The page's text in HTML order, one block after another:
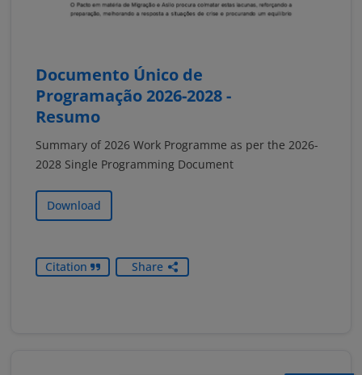
Documento Único de
Programação 2026-2028 -
Resumo
Summary of 2026 Work Programme as per the 2026-
2028 Single Programming Document
Download
Citation Share